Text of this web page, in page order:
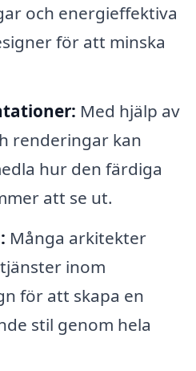
och energieffektiva
för att minska
Med hjälp av
renderingar kan
hur den färdiga
att se ut.
Många arkitekter
inom
för att skapa en
stil genom hela